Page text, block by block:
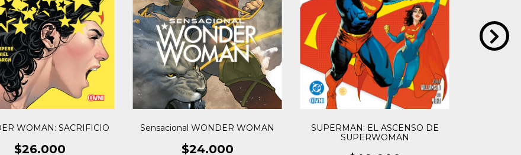
WOMAN: SACRIFICIO
$26.000
Sensacional WONDER WOMAN
$24.000
SUPERMAN: EL ASCENSO DE
SUPERWOMAN